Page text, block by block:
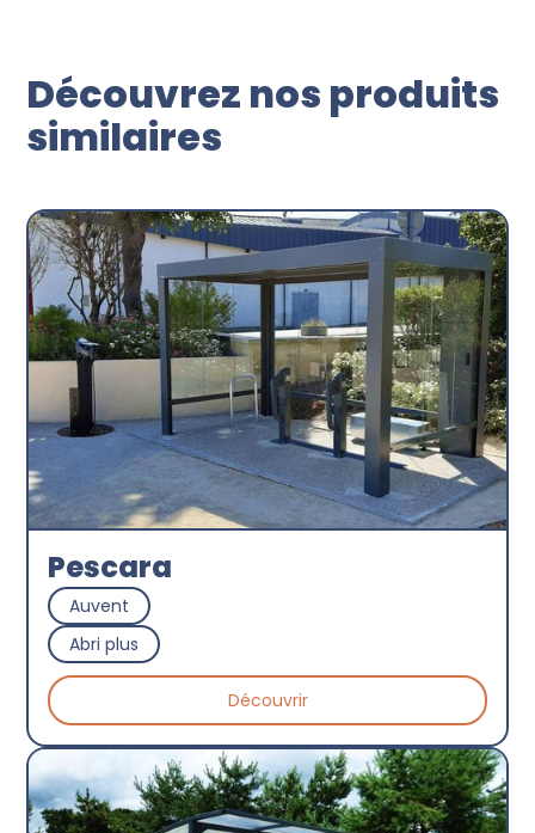
Découvrez nos produits
similaires
Pescara
Auvent
Abri plus
Découvrir